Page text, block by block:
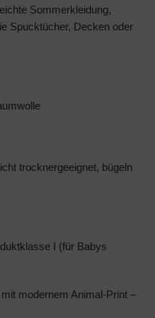
Sommerkleidung,
Spucktücher, Decken oder
trocknergeeignet, bügeln
I (für Babys
modernem Animal-Print –